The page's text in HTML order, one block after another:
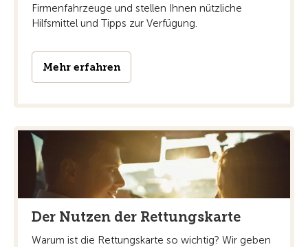
Firmenfahrzeuge und stellen Ihnen nützliche
Hilfsmittel und Tipps zur Verfügung.
Mehr erfahren
Der Nutzen der Rettungskarte
Warum ist die Rettungskarte so wichtig? Wir geben